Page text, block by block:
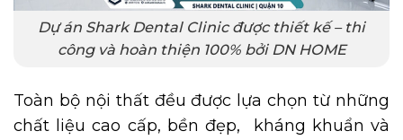
Dự án Shark Dental Clinic được thiết kế – thi
công và hoàn thiện 100% bởi DN HOME
Toàn bộ nội thất đều được lựa chọn từ những
chất liệu cao cấp, bền đẹp, kháng khuẩn và